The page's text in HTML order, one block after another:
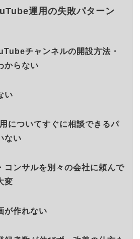
運用の失敗パターン
チャンネルの開設方法・
からない
い
についてすぐに相談できるパ
ない
コンサルを別々の会社に頼んで
変
が作れない